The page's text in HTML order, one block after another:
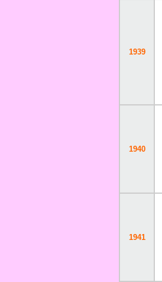
1939
1940
1941